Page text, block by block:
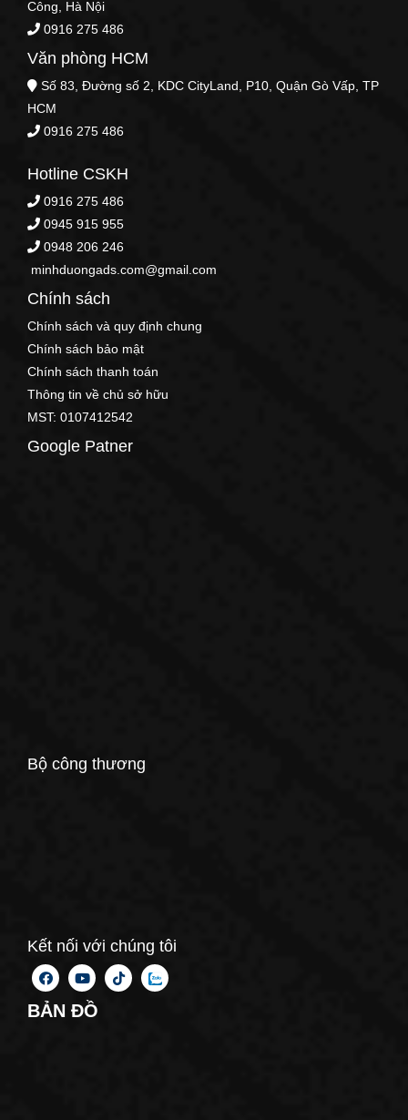
Công, Hà Nội
0916 275 486
Văn phòng HCM
Số 83, Đường số 2, KDC CityLand, P10, Quận Gò Vấp, TP
HCM
0916 275 486
Hotline CSKH
0916 275 486
0945 915 955
0948 206 246
minhduongads.com@gmail.com
Chính sách
Chính sách và quy định chung
Chính sách bảo mật
Chính sách thanh toán
Thông tin về chủ sở hữu
MST: 0107412542
Google Patner
Bộ công thương
Kết nối với chúng tôi
BẢN ĐỒ